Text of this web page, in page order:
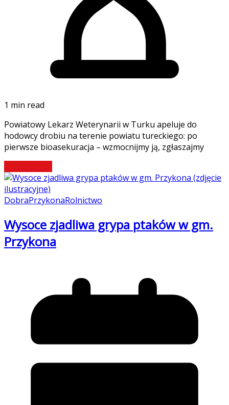
1 min read
Powiatowy Lekarz Weterynarii w Turku apeluje do
hodowcy drobiu na terenie powiatu tureckiego: po
pierwsze bioasekuracja – wzmocnijmy ją, zgłaszajmy
DobraPrzykonaRolnictwo
Wysoce zjadliwa grypa ptaków w gm.
Przykona